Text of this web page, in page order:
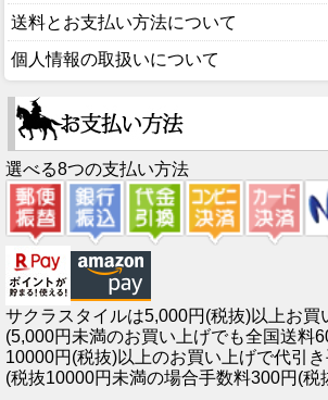
送料とお支払い方法について
個人情報の取扱いについて
選べる8つの支払い方法
サクラスタイルは5,000円(税抜)以上お買
(5,000円未満のお買い上げでも全国送料
10000円(税抜)以上のお買い上げで代引き
(税抜10000円未満の場合手数料300円(税